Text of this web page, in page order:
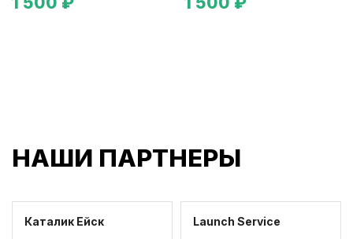
НАШИ ПАРТНЕРЫ
Каталик Ейск Launch Service